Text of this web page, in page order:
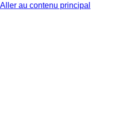
Aller au contenu principal